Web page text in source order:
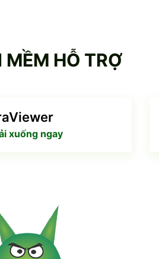
MỀM HỖ TRỢ
xuống ngay